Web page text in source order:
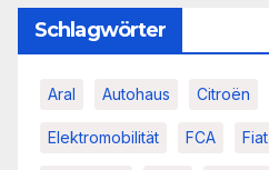
Schlagwörter
Aral Autohaus Citroën
Elektromobilität FCA Fiat